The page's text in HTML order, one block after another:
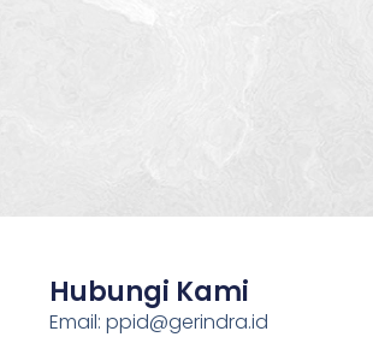
Hubungi Kami
Email: ppid@gerindra.id